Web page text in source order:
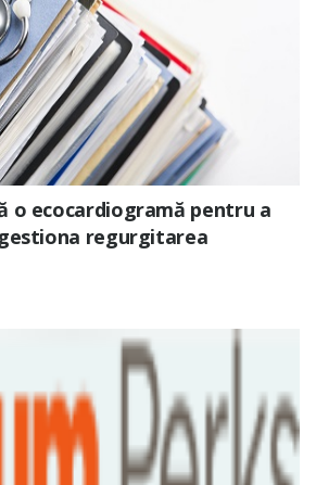
o ecocardiogramă pentru a
regurgitarea